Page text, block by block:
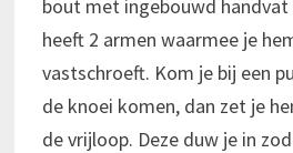
bout met ingebouwd
heeft 2 armen waarmee je
vastschroeft. Kom je bij een
de knoei komen, dan zet je
de vrijloop. Deze duw je in